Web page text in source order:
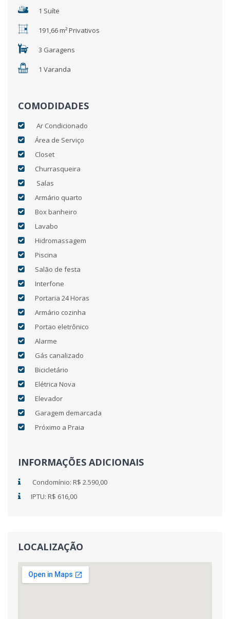
1 Suíte
191,66 m² Privativos
3 Garagens
1 Varanda
COMODIDADES
Ar Condicionado
Área de Serviço
Closet
Churrasqueira
Salas
Armário quarto
Box banheiro
Lavabo
Hidromassagem
Piscina
Salão de festa
Interfone
Portaria 24 Horas
Armário cozinha
Portao eletrônico
Alarme
Gás canalizado
Bicicletário
Elétrica Nova
Elevador
Garagem demarcada
Próximo a Praia
INFORMAÇÕES ADICIONAIS
Condomínio: R$ 2.590,00
IPTU: R$ 616,00
LOCALIZAÇÃO